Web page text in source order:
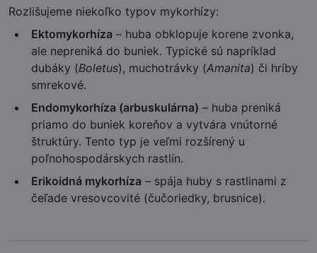
Rozlišujeme niekoľko typov mykorhízy:
Ektomykorhíza – huba obklopuje korene zvonka,
ale nepreniká do buniek. Typické sú napríklad
dubáky (Boletus), muchotrávky (Amanita) či hríby
smrekové.
Endomykorhíza (arbuskulárna) – huba preniká
priamo do buniek koreňov a vytvára vnútorné
štruktúry. Tento typ je veľmi rozšírený u
poľnohospodárskych rastlín.
Erikoidná mykorhíza – spája huby s rastlinami z
čeľade vresovcovité (čučoriedky, brusnice).